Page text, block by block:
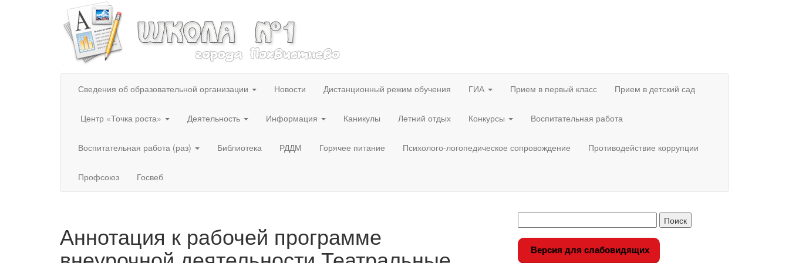
Сведения об образовательной организации Новости Дистанционный режим обучения ГИА Прием в первый класс Прием в детский сад
Центр «Точка роста» Деятельность Информация Каникулы Летний отдых Конкурсы Воспитательная работа
Воспитательная работа (раз) Библиотека РДДМ Горячее питание Психолого-логопедическое сопровождение Противодействие коррупции
Профсоюз Госвеб
Аннотация к рабочей программе Версия для слабовидящих